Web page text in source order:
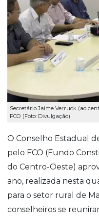
Secretário Jaime Verruck (ao
FCO (Foto: Divulgação)
O Conselho Estadual
pelo FCO (Fundo
do Centro-Oeste)
ano, realizada nesta
para o setor rural de
conselheiros se